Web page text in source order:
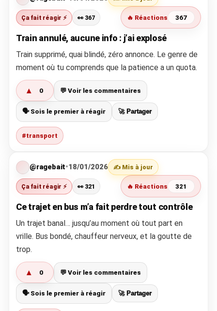
Ça fait réagir ⚡ 👀 367 🔥 Réactions 367
Train annulé, aucune info : j’ai explosé
Train supprimé, quai blindé, zéro annonce. Le genre de
moment où tu comprends que la patience a un quota.
▲ 0 💬 Voir les commentaires
🗣️ Sois le premier à réagir 🚀 Partager
#transport
@ragebait•18/01/2026 ✍️ Mis à jour
Ça fait réagir ⚡ 👀 321 🔥 Réactions 321
Ce trajet en bus m’a fait perdre tout contrôle
Un trajet banal… jusqu’au moment où tout part en
vrille. Bus bondé, chauffeur nerveux, et la goutte de
trop.
▲ 0 💬 Voir les commentaires
🗣️ Sois le premier à réagir 🚀 Partager